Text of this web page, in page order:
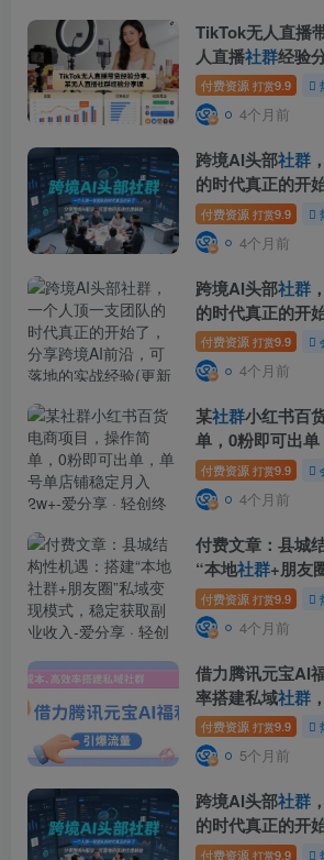
TikTok无人直播
人直播社群经验
付费资源 打赏9.9
4个月前
跨境AI头部社群
的时代真正的开
沿，可落地的实
付费资源 打赏9.9
4个月前
跨境AI头部社群
的时代真正的开
沿，可落地的实
付费资源 打赏9.9
4个月前
某社群小红书百
单，0粉即可出
月入2w+
付费资源 打赏9.9
4个月前
付费文章：县城
“本地社群+朋友
稳定获取副业收
付费资源 打赏9.9
4个月前
借力腾讯元宝AI
率搭建私域社群
付费资源 打赏9.9
5个月前
跨境AI头部社群
的时代真正的开
沿，可落地的实
付费资源 打赏9.9